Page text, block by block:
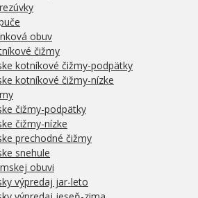
obuv
čižmy
kotníkové čižmy-podpätky
kotníkové čižmy-nízke
čižmy-podpätky
čižmy-nízke
prechodné čižmy
snehule
obuvi
výpredaj jar-leto